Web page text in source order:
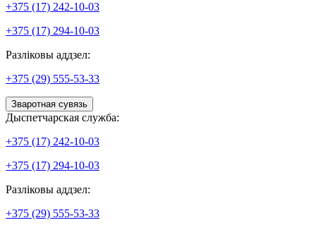
+375 (17) 242-10-03
+375 (17) 294-10-03
Разліковы аддзел:
+375 (29) 555-53-33
Зваротная сувязь
Дыспетчарская служба:
+375 (17) 242-10-03
+375 (17) 294-10-03
Разліковы аддзел:
+375 (29) 555-53-33